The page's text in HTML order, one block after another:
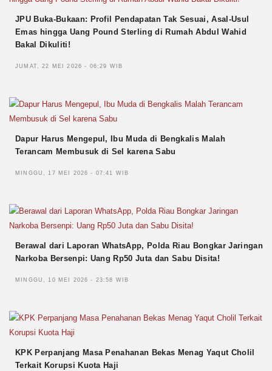
JPU Buka-Bukaan: Profil Pendapatan Tak Sesuai, Asal-Usul
Emas hingga Uang Pound Sterling di Rumah Abdul Wahid
Bakal Dikuliti!
JUMAT, 22 MEI 2026 - 06:29 WIB
Dapur Harus Mengepul, Ibu Muda di Bengkalis Malah
Terancam Membusuk di Sel karena Sabu
MINGGU, 17 MEI 2026 - 07:41 WIB
Berawal dari Laporan WhatsApp, Polda Riau Bongkar Jaringan
Narkoba Bersenpi: Uang Rp50 Juta dan Sabu Disita!
MINGGU, 10 MEI 2026 - 23:58 WIB
KPK Perpanjang Masa Penahanan Bekas Menag Yaqut Cholil
Terkait Korupsi Kuota Haji